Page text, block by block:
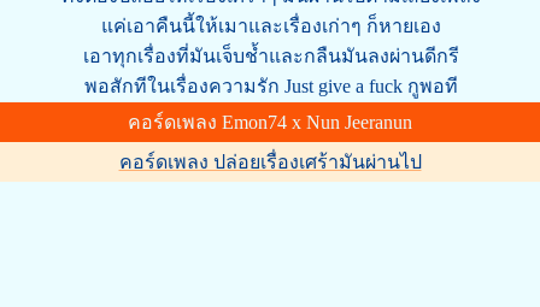
แค่เอาคืนนี้ให้เมาและเรื่องเก่าๆ ก็หายเอง
เอาทุกเรื่องที่มันเจ็บช้ำและกลืนมันลงผ่านดีกรี
พอสักทีในเรื่องความรัก Just give a fuck กูพอที
คอร์ดเพลง Emon74 x Nun Jeeranun
คอร์ดเพลง ปล่อยเรื่องเศร้ามันผ่านไป